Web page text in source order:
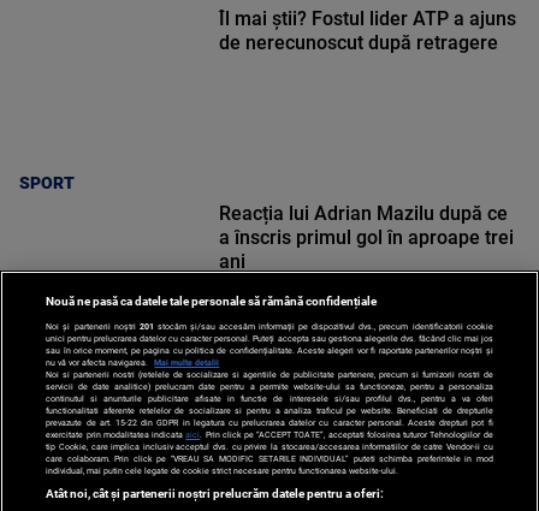
SPORT
Îl mai știi? Fostul lider ATP a ajuns
de nerecunoscut după retragere
SPORT
Reacția lui Adrian Mazilu după ce
a înscris primul gol în aproape trei
ani
Nouă ne pasă ca datele tale personale să rămână confidențiale
Noi și partenerii noștri 201 stocăm și/sau accesăm informații pe dispozitivul dvs., precum identificatorii cookie
unici pentru prelucrarea datelor cu caracter personal. Puteți accepta sau gestiona alegerile dvs. făcând clic mai jos
sau în orice moment, pe pagina cu politica de confidențialitate. Aceste alegeri vor fi raportate partenerilor noștri și
nu vă vor afecta navigarea.
Mai multe detalii
Noi si partenerii nostri (retelele de socializare si agentiile de publicitate partenere, precum si furnizorii nostri de
servicii de date analitice) prelucram date pentru a permite website-ului sa functioneze, pentru a personaliza
continutul si anunturile publicitare afisate in functie de interesele si/sau profilul dvs., pentru a va oferi
functionalitati aferente retelelor de socializare si pentru a analiza traficul pe website. Beneficiati de drepturile
prevazute de art. 15-22 din GDPR in legatura cu prelucrarea datelor cu caracter personal. Aceste drepturi pot fi
exercitate prin modalitatea indicataaici . Prin click pe “ACCEPT TOATE”, acceptati folosirea tuturor Tehnologiilor de
tip Cookie, care implica inclusiv acceptul dvs. cu privire la stocarea/accesarea informatiilor de catre Vendor-ii cu
care colaboram. Prin click pe “VREAU SA MODIFIC SETARILE INDIVIDUAL” puteti schimba preferintele in mod
individual, mai putin cele legate de cookie strict necesare pentru functionarea website-ului.
Atât noi, cât și partenerii noștri prelucrăm datele pentru a oferi: